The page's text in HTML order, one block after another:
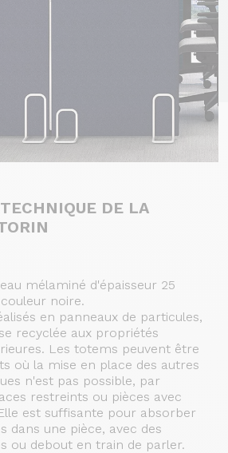
DE LA
mélaminé d'épaisseur 25
noire.
en panneaux de particules,
recyclée aux propriétés
Les totems peuvent être
où la mise en place des autres
n'est pas possible, par
restreints ou pièces avec
est suffisante pour absorber
dans une pièce, avec des
ou debout en train de parler.